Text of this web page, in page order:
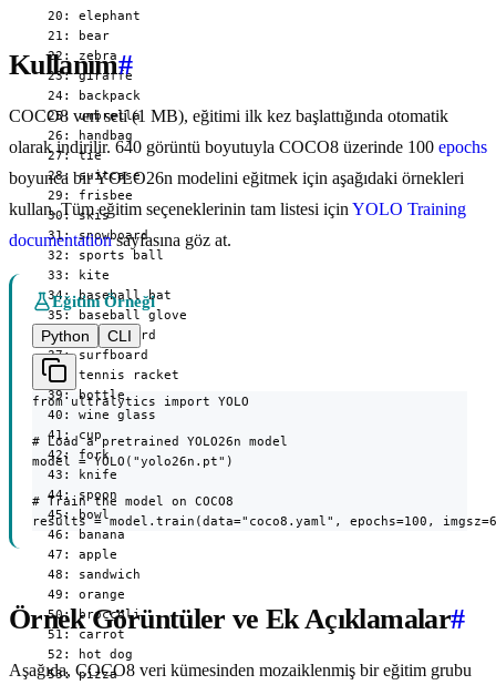
  20: elephant
  21: bear
  22: zebra
  23: giraffe
  24: backpack
  25: umbrella
  26: handbag
  27: tie
  28: suitcase
  29: frisbee
  30: skis
  31: snowboard
  32: sports ball
  33: kite
  34: baseball bat
  35: baseball glove
  36: skateboard
  37: surfboard
  38: tennis racket
  39: bottle
  40: wine glass
  41: cup
  42: fork
  43: knife
  44: spoon
  45: bowl
  46: banana
  47: apple
  48: sandwich
  49: orange
  50: broccoli
  51: carrot
  52: hot dog
  53: pizza
Kullanım#
COCO8 veri seti (1 MB), eğitimi ilk kez başlattığında otomatik
olarak indirilir. 640 görüntü boyutuyla COCO8 üzerinde 100 epochs
boyunca bir YOLO26n modelini eğitmek için aşağıdaki örnekleri
kullan. Tüm eğitim seçeneklerinin tam listesi için YOLO Training
documentationsayfasına göz at.
Eğitim Örneği
Python
CLI
from ultralytics import YOLO
# Load a pretrained YOLO26n model
model = YOLO("yolo26n.pt")
# Train the model on COCO8
results = model.train(data="coco8.yaml", epochs=100,
Örnek Görüntüler ve Ek Açıklamalar#
Aşağıda, COCO8 veri kümesinden mozaiklenmiş bir eğitim grubu